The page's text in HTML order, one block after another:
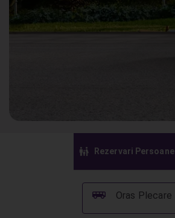
󱠣 Rezervari Persoane
Oras Plecare
󰞠